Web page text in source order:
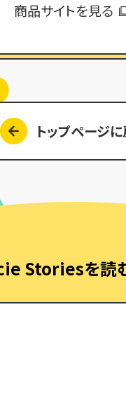
商品サイトを見る
トップページ
Storiesを読